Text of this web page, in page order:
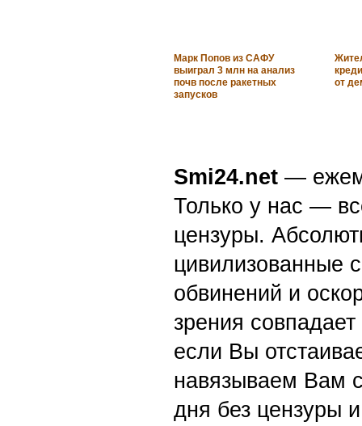
Марк Попов из САФУ
выиграл 3 млн на анализ
почв после ракетных
запусков
от
Smi24.net —
Только у нас —
цензуры.
цивилизованные
обвинений и
зрения
если Вы
навязываем Вам
дня без цензуры